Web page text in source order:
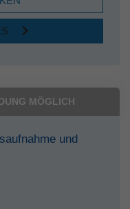
MÖGLICH
und